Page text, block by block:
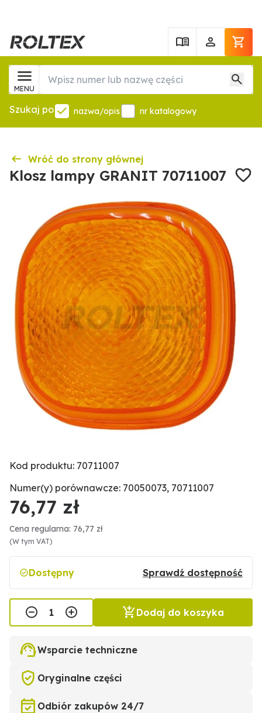
MENU
Szukaj po nazwa/opis nr katalogowy
Wróć do strony głównej
Klosz lampy GRANIT 70711007
Kod produktu: 70711007
Numer(y) porównawcze: 70050073, 70711007
76,77 zł
Cena regularna: 76,77 zł
(W tym VAT)
Dostępny Sprawdź dostępność
Dodaj do koszyka
Wsparcie techniczne
Oryginalne części
Odbiór zakupów 24/7